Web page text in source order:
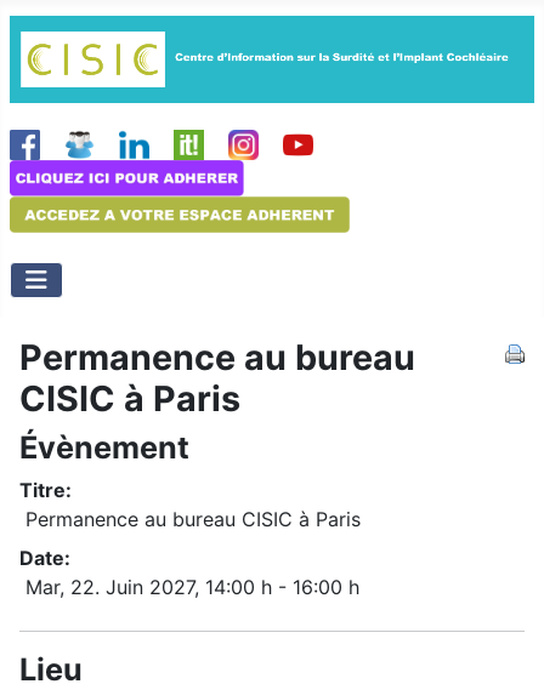
Permanence au bureau
CISIC à Paris
Évènement
Titre:
Permanence au bureau CISIC à Paris
Date:
Mar, 22. Juin 2027, 14:00 h - 16:00 h
Lieu